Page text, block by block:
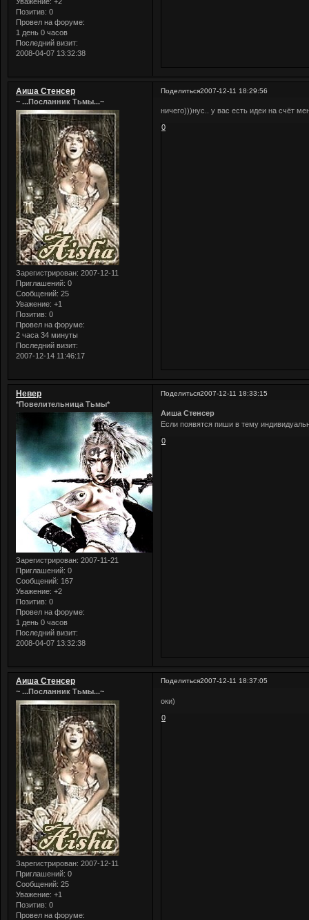
Позитив: 0
Провел на форуме:
1 день 0 часов
Последний визит:
2008-04-07 13:32:38
Поделиться2007-12-11 18:29:56
Аиша Стенсер
~ ...Посланник Тьмы...~
Зарегистрирован: 2007-12-11
Приглашений: 0
Сообщений: 25
Уважение: +1
Позитив: 0
Провел на форуме:
2 часа 34 минуты
Последний визит:
2007-12-14 11:46:17
ничего)))нус.. у вас есть идеи на счёт
0
Поделиться2007-12-11 18:33:15
Невер
*Повелительница Тьмы*
Зарегистрирован: 2007-11-21
Приглашений: 0
Сообщений: 167
Уважение: +2
Позитив: 0
Провел на форуме:
1 день 0 часов
Последний визит:
2008-04-07 13:32:38
Аиша Стенсер
Если появятся пиши в тему
0
Поделиться2007-12-11 18:37:05
Аиша Стенсер
~ ...Посланник Тьмы...~
Зарегистрирован: 2007-12-11
Приглашений: 0
Сообщений: 25
Уважение: +1
Позитив: 0
Провел на форуме:
оки)
0